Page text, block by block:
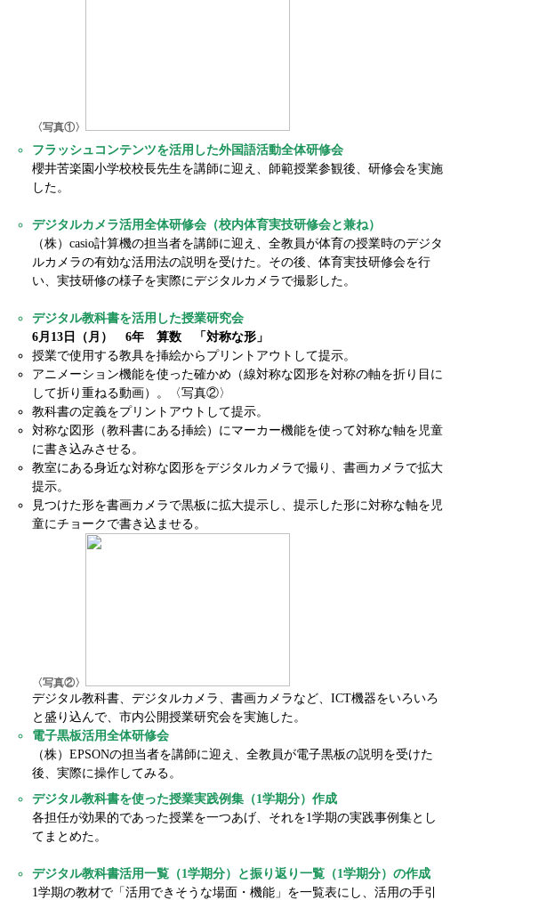
〈写真①〉
フラッシュコンテンツを活用した外国語活動全体研修会
櫻井苦楽園小学校校長先生を講師に迎え、師範授業参観後、研修会を実施
した。
デジタルカメラ活用全体研修会（校内体育実技研修会と兼ね）
（株）casio計算機の担当者を講師に迎え、全教員が体育の授業時のデジタ
ルカメラの有効な活用法の説明を受けた。その後、体育実技研修会を行
い、実技研修の様子を実際にデジタルカメラで撮影した。
デジタル教科書を活用した授業研究会
6月13日（月） 6年 算数 「対称な形」
授業で使用する教具を挿絵からプリントアウトして提示。
アニメーション機能を使った確かめ（線対称な図形を対称の軸を折り目に
して折り重ねる動画）。〈写真②〉
教科書の定義をプリントアウトして提示。
対称な図形（教科書にある挿絵）にマーカー機能を使って対称な軸を児童
に書き込みさせる。
教室にある身近な対称な図形をデジタルカメラで撮り、書画カメラで拡大
提示。
見つけた形を書画カメラで黒板に拡大提示し、提示した形に対称な軸を児
童にチョークで書き込ませる。
〈写真②〉
デジタル教科書、デジタルカメラ、書画カメラなど、ICT機器をいろいろ
と盛り込んで、市内公開授業研究会を実施した。
電子黒板活用全体研修会
（株）EPSONの担当者を講師に迎え、全教員が電子黒板の説明を受けた
後、実際に操作してみる。
デジタル教科書を使った授業実践例集（1学期分）作成
各担任が効果的であった授業を一つあげ、それを1学期の実践事例集とし
てまとめた。
デジタル教科書活用一覧（1学期分）と振り返り一覧（1学期分）の作成
1学期の教材で「活用できそうな場面・機能」を一覧表にし、活用の手引